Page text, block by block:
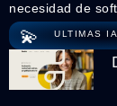
necesidad de
💫 ULTIMAS